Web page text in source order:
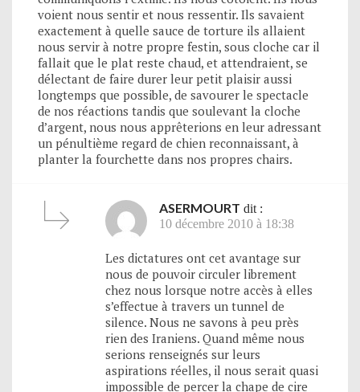
voient nous sentir et nous ressentir. Ils savaient
exactement à quelle sauce de torture ils allaient
nous servir à notre propre festin, sous cloche car il
fallait que le plat reste chaud, et attendraient, se
délectant de faire durer leur petit plaisir aussi
longtemps que possible, de savourer le spectacle
de nos réactions tandis que soulevant la cloche
d’argent, nous nous apprêterions en leur adressant
un pénultième regard de chien reconnaissant, à
planter la fourchette dans nos propres chairs.
ASERMOURT dit :
10 décembre 2010 à 18:38
Les dictatures ont cet avantage sur
nous de pouvoir circuler librement
chez nous lorsque notre accès à elles
s’effectue à travers un tunnel de
silence. Nous ne savons à peu près
rien des Iraniens. Quand même nous
serions renseignés sur leurs
aspirations réelles, il nous serait quasi
impossible de percer la chape de cire